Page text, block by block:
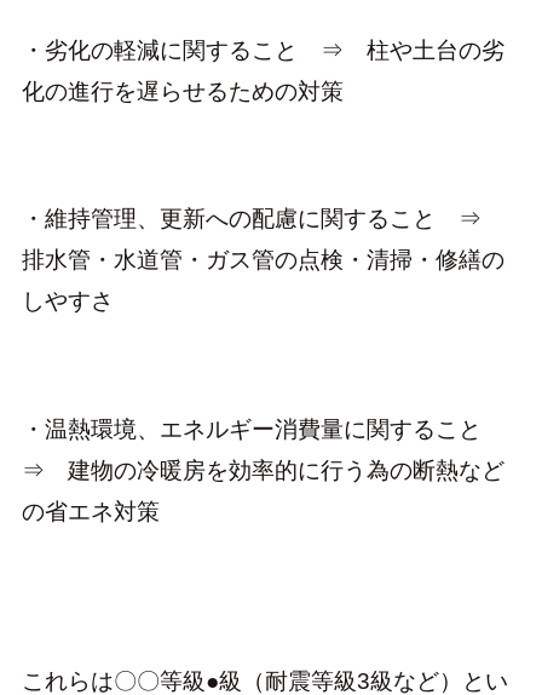
・劣化の軽減に関すること ⇒ 柱や土台の劣
化の進行を遅らせるための対策
・維持管理、更新への配慮に関すること ⇒
排水管・水道管・ガス管の点検・清掃・修繕の
しやすさ
・温熱環境、エネルギー消費量に関すること
⇒ 建物の冷暖房を効率的に行う為の断熱など
の省エネ対策
これらは〇〇等級●級（耐震等級3級など）とい